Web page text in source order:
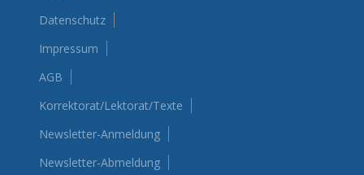
Datenschutz
Impressum
AGB
Korrektorat/Lektorat/Texte
Newsletter-Anmeldung
Newsletter-Abmeldung